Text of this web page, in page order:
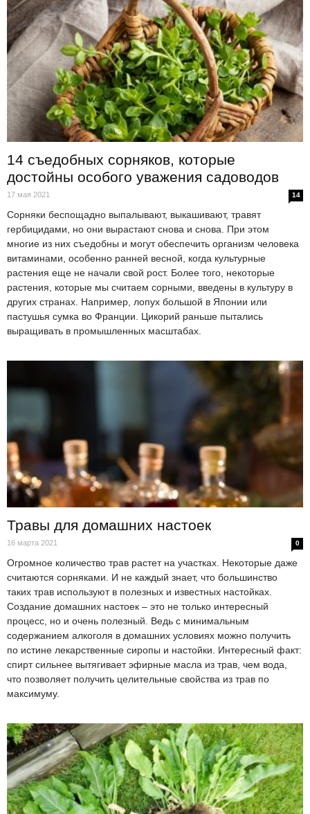
14 съедобных сорняков, которые
достойны особого уважения садоводов
17 мая 2021 14
Сорняки беспощадно выпалывают, выкашивают, травят
гербицидами, но они вырастают снова и снова. При этом
многие из них съедобны и могут обеспечить организм человека
витаминами, особенно ранней весной, когда культурные
растения еще не начали свой рост. Более того, некоторые
растения, которые мы считаем сорными, введены в культуру в
других странах. Например, лопух большой в Японии или
пастушья сумка во Франции. Цикорий раньше пытались
выращивать в промышленных масштабах.
Травы для домашних настоек
16 марта 2021 0
Огромное количество трав растет на участках. Некоторые даже
считаются сорняками. И не каждый знает, что большинство
таких трав используют в полезных и известных настойках.
Создание домашних настоек – это не только интересный
процесс, но и очень полезный. Ведь с минимальным
содержанием алкоголя в домашних условиях можно получить
по истине лекарственные сиропы и настойки. Интересный факт:
спирт сильнее вытягивает эфирные масла из трав, чем вода,
что позволяет получить целительные свойства из трав по
максимуму.